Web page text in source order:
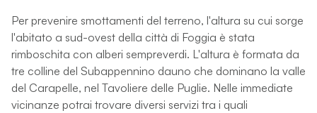
Per prevenire smottamenti del terreno, l'altura su cui sorge
l'abitato a sud-ovest della città di Foggia è stata
rimboschita con alberi sempreverdi. L'altura è formata da
tre colline del Subappennino dauno che dominano la valle
del Carapelle, nel Tavoliere delle Puglie. Nelle immediate
vicinanze potrai trovare diversi servizi tra i quali